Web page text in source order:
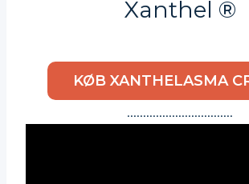
Xanthel ®
KØB XANTHELASMA
……………………………